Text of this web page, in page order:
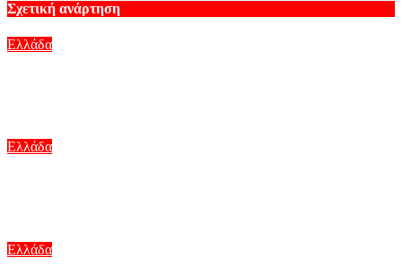
Σχετική ανάρτηση
Ελλάδα
Ελλάδα
Ελλάδα